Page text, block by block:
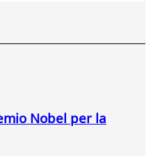
Nobel per la